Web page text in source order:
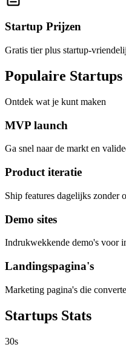
Startup Prijzen
Gratis tier plus startup-
Populaire Startups
Ontdek wat je kunt maken
MVP launch
Ga snel naar de markt en
Product iteratie
Ship features dagelijks zonder
Demo sites
Indrukwekkende demo's voor
Landingspagina's
Marketing pagina's die
Startups Stats
30s